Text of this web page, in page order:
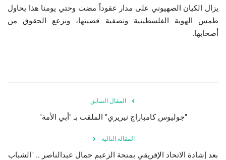
يزال الكيان الصهيوني على مدار عقوداً مضت وحتي يومنا هذا يحاول
طمس الهوية الفلسطينية وتصفية قضيتها، ونزعع الحقوق من
أصحابها.
المقال السابق
"جوليوس كامباراج نيريري" الملقب بـ "أبي الأمة"
المقالة التالية
بعد إشادة الاتحاد الإفريقي بمنحة الزعيم جمال عبدالناصر .. "الشباب